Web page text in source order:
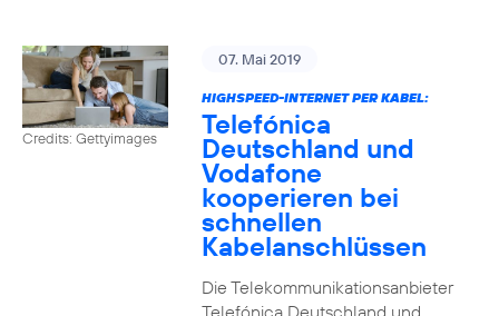
Credits: Gettyimages
07. Mai 2019
HIGHSPEED-INTERNET PER KABEL:
Telefónica
Deutschland und
Vodafone
kooperieren bei
schnellen
Kabelanschlüssen
Die Telekommunikationsanbieter
Telefónica Deutschland und